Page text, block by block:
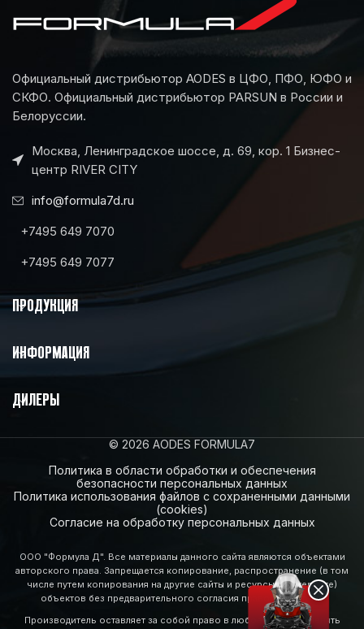
Официальный дистрибьютор AODES в ЦФО, ПФО, ЮФО и
СКФО. Официальный дистрибьютор PARSUN в России и
Белоруссии.
Москва, Ленинградское шоссе, д. 69, кор. 1 Бизнес-
центр RIVER CITY
info@formula7d.ru
+7495 649 7070
+7495 649 7077
ПРОДУКЦИЯ
ИНФОРМАЦИЯ
ДИЛЕРЫ
© 2026 AODES FORMULA7
Политика в области обработки и обеспечения
безопасности персональных данных
Политика использования файлов с сохраненными данными
(cookies)
Согласие на обработку персональных данных
ООО "Формула Д". Все материалы данного сайта являются объектами
авторского права. Запрещается копирование, распространение (в том
числе путем копирования на другие сайты и ресурсы в Интернете)
объектов без предварительного согласия правообладателя.
Производитель оставляет за собой право в любое время изменять